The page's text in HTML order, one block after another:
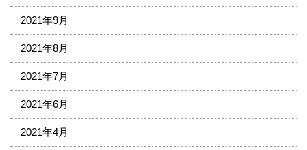
2021年9月
2021年8月
2021年7月
2021年6月
2021年4月